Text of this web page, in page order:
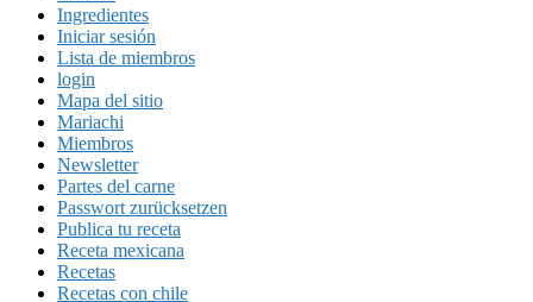
Ingredientes
Iniciar sesión
Lista de miembros
login
Mapa del sitio
Mariachi
Miembros
Newsletter
Partes del carne
Passwort zurücksetzen
Publica tu receta
Receta mexicana
Recetas
Recetas con chile